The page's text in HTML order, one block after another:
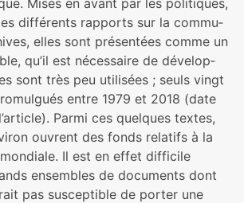
Mises en avant par les poli­ti­ques,
dif­fé­rents rap­ports sur la com­mu­
elles sont pré­sen­tées comme un
qu’il est néces­saire de déve­lop­
sont très peu uti­li­sées ; seuls vingt
entre 1979 et 2018 (date
Parmi ces quel­ques textes,
ouvrent des fonds rela­tifs à la
Il est en effet dif­fi­cile
ensem­bles de docu­ments dont
pas sus­cep­ti­ble de porter une